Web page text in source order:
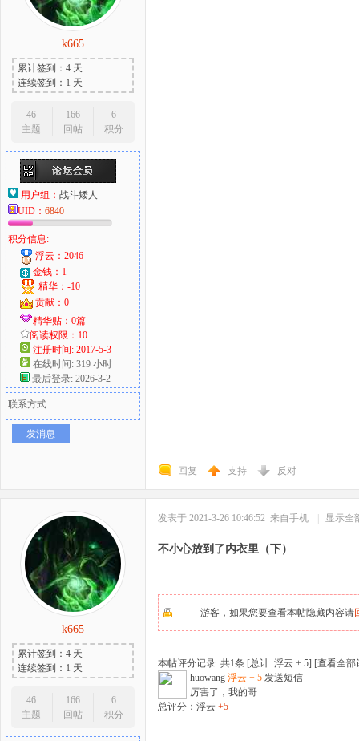
k665
累计签到：4 天
连续签到：1 天
46
主题
166
回帖
6
积分
用户组： 战斗矮人
UID： 6840
积分信息:
浮云：2046
金钱：1
精华：-10
贡献：0
精华贴：0篇
阅读权限：10
注册时间: 2017-5-3
在线时间: 319 小时
最后登录: 2026-3-2
联系方式:
发消息
回复 支持 反对
k665
累计签到：4 天
连续签到：1 天
46
主题
166
回帖
6
积分
发表于 2021-3-26 10:46:52 来自手机 显示全
不小心放到了内衣里（下）
游客，如果您要查看本帖隐藏内容请
本帖评分记录: 共1条 [总计: 浮云 + 5] [查看全部
huowang 浮云 + 5 发送短信
厉害了，我的哥
总评分：浮云 +5